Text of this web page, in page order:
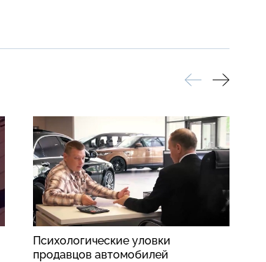
Психологические уловки
продавцов автомобилей